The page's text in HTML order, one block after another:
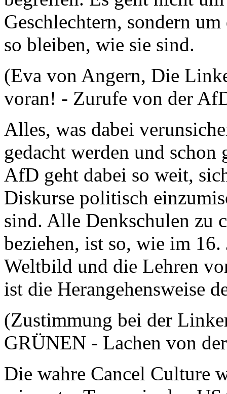
Geschlechtern, sondern
so bleiben, wie sie sind.
(Eva von Angern, Die
voran! - Zurufe von der
Alles, was dabei
gedacht werden und
AfD geht dabei so weit,
Diskurse politisch
sind. Alle Denkschulen zu
beziehen, ist so, wie im
Weltbild und die Lehren
ist die Herangehensweise
(Zustimmung bei der
GRÜNEN - Lachen von
Die wahre Cancel Culture